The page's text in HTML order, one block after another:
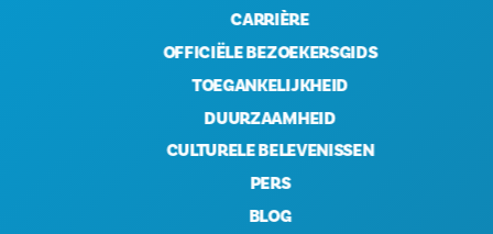
CARRIÈRE
OFFICIËLE BEZOEKERSGIDS
TOEGANKELIJKHEID
DUURZAAMHEID
CULTURELE BELEVENISSEN
PERS
BLOG